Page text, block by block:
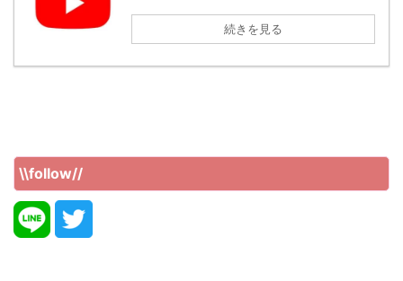
続きを見る
\\follow//